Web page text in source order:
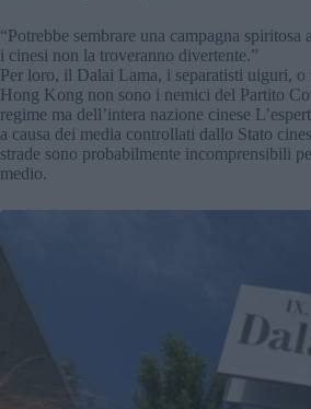
“Potrebbe sembrare una campagna spiritosa
i cinesi non la troveranno divertente.”
Per loro, il Dalai Lama, i separatisti uiguri, o
Hong Kong non sono i nemici del Partito
regime ma dell’intera nazione cinese
a causa dei media controllati dallo Stato
strade sono probabilmente incomprensibili
medio.